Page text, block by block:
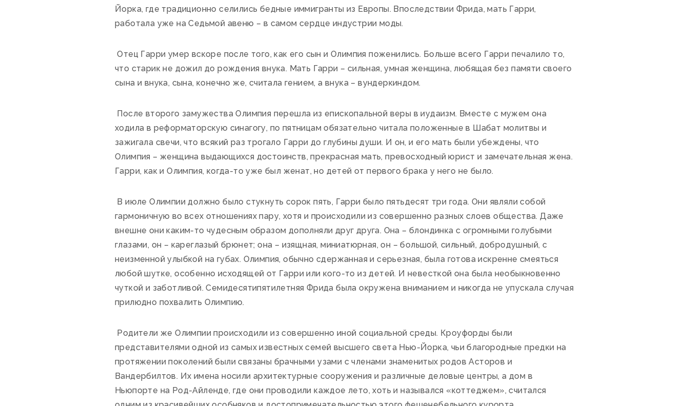
Йорка, где традиционно селились бедные иммигранты из Европы. Впоследствии Фрида, мать Гарри,
работала уже на Седьмой авеню – в самом сердце индустрии моды.
Отец Гарри умер вскоре после того, как его сын и Олимпия поженились. Больше всего Гарри печалило то,
что старик не дожил до рождения внука. Мать Гарри – сильная, умная женщина, любящая без памяти своего
сына и внука, сына, конечно же, считала гением, а внука – вундеркиндом.
После второго замужества Олимпия перешла из епископальной веры в иудаизм. Вместе с мужем она
ходила в реформаторскую синагогу, по пятницам обязательно читала положенные в Шабат молитвы и
зажигала свечи, что всякий раз трогало Гарри до глубины души. И он, и его мать были убеждены, что
Олимпия – женщина выдающихся достоинств, прекрасная мать, превосходный юрист и замечательная жена.
Гарри, как и Олимпия, когда-то уже был женат, но детей от первого брака у него не было.
В июле Олимпии должно было стукнуть сорок пять, Гарри было пятьдесят три года. Они являли собой
гармоничную во всех отношениях пару, хотя и происходили из совершенно разных слоев общества. Даже
внешне они каким-то чудесным образом дополняли друг друга. Она – блондинка с огромными голубыми
глазами, он – кареглазый брюнет; она – изящная, миниатюрная, он – большой, сильный, добродушный, с
неизменной улыбкой на губах. Олимпия, обычно сдержанная и серьезная, была готова искренне смеяться
любой шутке, особенно исходящей от Гарри или кого-то из детей. И невесткой она была необыкновенно
чуткой и заботливой. Семидесятипятилетняя Фрида была окружена вниманием и никогда не упускала случая
прилюдно похвалить Олимпию.
Родители же Олимпии происходили из совершенно иной социальной среды. Кроуфорды были
представителями одной из самых известных семей высшего света Нью-Йорка, чьи благородные предки на
протяжении поколений были связаны брачными узами с членами знаменитых родов Асторов и
Вандербилтов. Их имена носили архитектурные сооружения и различные деловые центры, а дом в
Ньюпорте на Род-Айленде, где они проводили каждое лето, хоть и назывался «коттеджем», считался